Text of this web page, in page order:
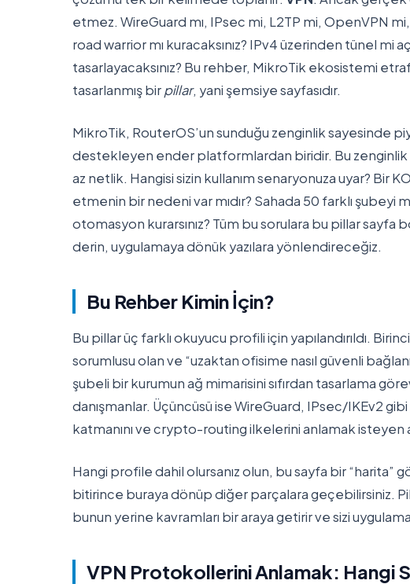
etmez. WireGuard mı, IPsec mi, L2TP mi, OpenVPN
road warrior mı kuracaksınız? IPv4 üzerinden tünel mi
tasarlayacaksınız? Bu rehber, MikroTik ekosistemi
tasarlanmış birpillar, yani şemsiye sayfasıdır.
MikroTik, RouterOS’un sunduğu zenginlik sayesinde
destekleyen ender platformlardan biridir. Bu
az netlik. Hangisi sizin kullanım senaryonuza uyar? Bir
etmenin bir nedeni var mıdır? Sahada 50 farklı
otomasyon kurarsınız? Tüm bu sorulara bu pillar
derin, uygulamaya dönük yazılara yönlendireceğiz.
Bu Rehber Kimin İçin?
Bu pillar üç farklı okuyucu profili için yapılandırıldı.
sorumlusu olan ve “uzaktan ofisime nasıl güvenli
şubeli bir kurumun ağ mimarisini sıfırdan tasarlama
danışmanlar. Üçüncüsü ise WireGuard, IPsec/IKEv2
katmanını ve crypto-routing ilkelerini anlamak isteyen
Hangi profile dahil olursanız olun, bu sayfa bir “harita”
bitirince buraya dönüp diğer parçalara geçebilirsiniz.
bunun yerine kavramları bir araya getirir ve sizi
VPN Protokollerini Anlamak: Hangi